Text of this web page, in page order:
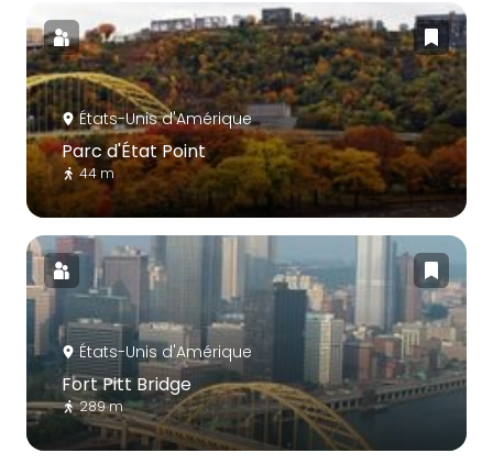
États-Unis d'Amérique
Parc d'État Point
44 m
États-Unis d'Amérique
Fort Pitt Bridge
289 m